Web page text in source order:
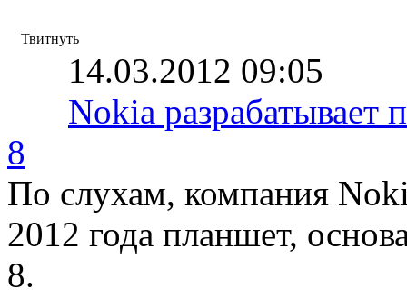
Твитнуть
14.03.2012 09:05
Nokia разрабатывает
8
По слухам, компания
2012 года планшет,
8.